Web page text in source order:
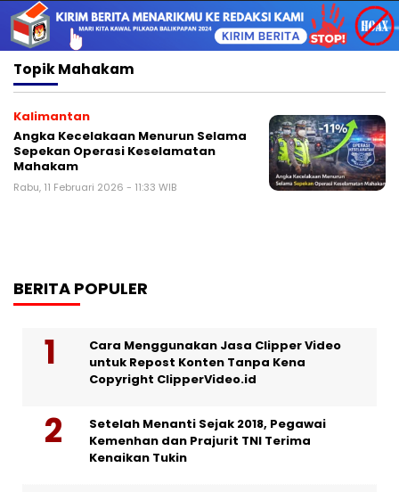
TopikMahakam
Kalimantan
Angka Kecelakaan Menurun Selama
Sepekan Operasi Keselamatan
Mahakam
Rabu, 11 Februari 2026 - 11:33 WIB
BERITA POPULER
Cara Menggunakan Jasa Clipper Video
untuk Repost Konten Tanpa Kena
Copyright ClipperVideo.id
Setelah Menanti Sejak 2018, Pegawai
Kemenhan dan Prajurit TNI Terima
Kenaikan Tukin